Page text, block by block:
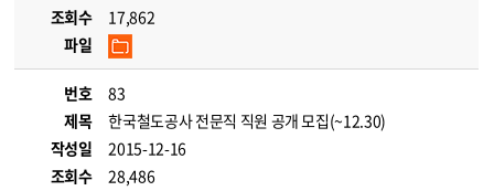
조회수
17,862
파일
번호
83
제목
한국철도공사 전문직 직원 공개 모집(~12.30)
작성일
2015-12-16
조회수
28,486